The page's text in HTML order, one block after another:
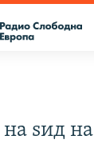
ѕид на